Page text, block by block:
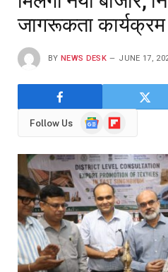
जागरूकता
BY NEWS DESK JUNE 17,
Follow Us
GoogleFlipboard